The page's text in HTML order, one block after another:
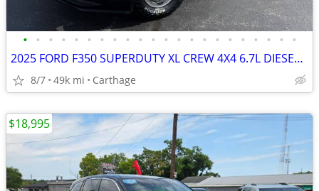
• • • • • • • • • • • • • • • • • • • • • •
2025 FORD F350 SUPERDUTY XL CREW 4X4 6.7L DIESEL 5TH WHEEL PREP/TOW PK
8/7 49k mi Carthage
$18,995